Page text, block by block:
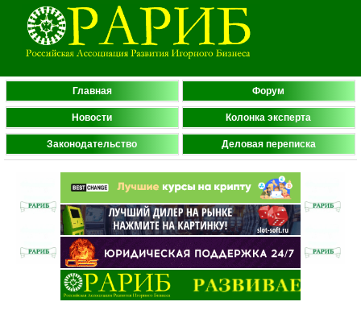
Главная Форум
Новости Колонка эксперта
Законодательство Деловая переписка